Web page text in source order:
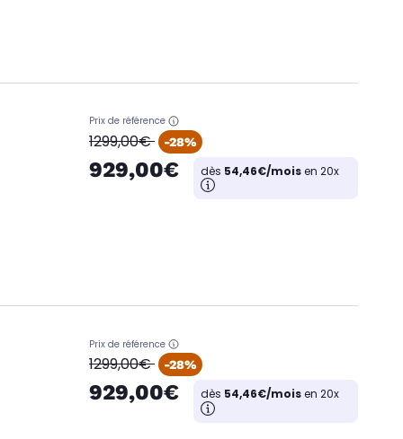
Prix de référence
oldPrice
1299,00€ -28%
929,00€ dès 54,46€/moisen 20x
Prix de référence
oldPrice
1299,00€ -28%
929,00€ dès 54,46€/moisen 20x